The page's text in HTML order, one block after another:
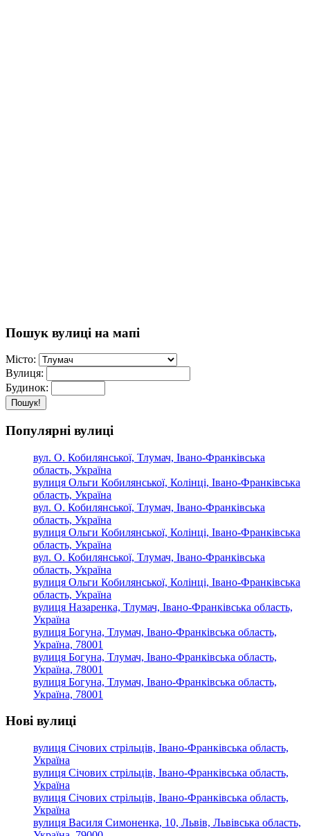
Пошук вулиці на мапі
Місто:
Вулиця:
Будинок:
Пошук!
Популярні вулиці
вул. О. Кобилянської, Тлумач, Івано-Франківська
область, Україна
вулиця Ольги Кобилянської, Колінці, Івано-Франківська
область, Україна
вул. О. Кобилянської, Тлумач, Івано-Франківська
область, Україна
вулиця Ольги Кобилянської, Колінці, Івано-Франківська
область, Україна
вул. О. Кобилянської, Тлумач, Івано-Франківська
область, Україна
вулиця Ольги Кобилянської, Колінці, Івано-Франківська
область, Україна
вулиця Назаренка, Тлумач, Івано-Франківська область,
Україна
вулиця Богуна, Тлумач, Івано-Франківська область,
Україна, 78001
вулиця Богуна, Тлумач, Івано-Франківська область,
Україна, 78001
вулиця Богуна, Тлумач, Івано-Франківська область,
Україна, 78001
Нові вулиці
вулиця Січових стрільців, Івано-Франківська область,
Україна
вулиця Січових стрільців, Івано-Франківська область,
Україна
вулиця Січових стрільців, Івано-Франківська область,
Україна
вулиця Василя Симоненка, 10, Львів, Львівська область,